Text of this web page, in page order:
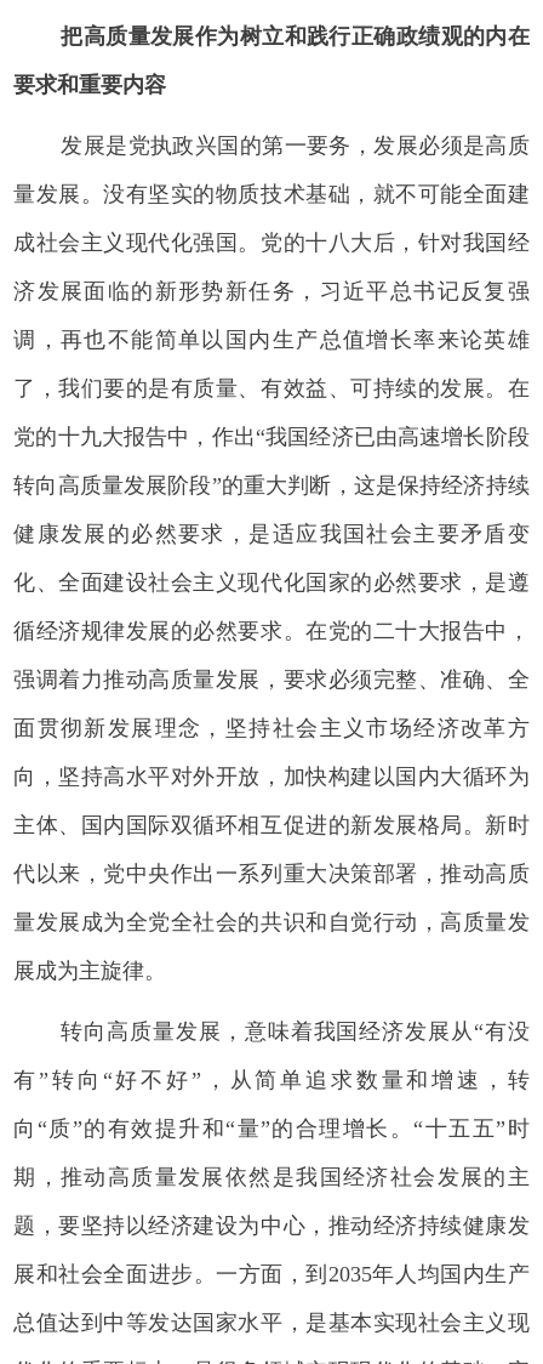
把高质量发展作为树立和践行正确政绩观的内在
要求和重要内容
发展是党执政兴国的第一要务，发展必须是高质
量发展。没有坚实的物质技术基础，就不可能全面建
成社会主义现代化强国。党的十八大后，针对我国经
济发展面临的新形势新任务，习近平总书记反复强
调，再也不能简单以国内生产总值增长率来论英雄
了，我们要的是有质量、有效益、可持续的发展。在
党的十九大报告中，作出“我国经济已由高速增长阶段
转向高质量发展阶段”的重大判断，这是保持经济持续
健康发展的必然要求，是适应我国社会主要矛盾变
化、全面建设社会主义现代化国家的必然要求，是遵
循经济规律发展的必然要求。在党的二十大报告中，
强调着力推动高质量发展，要求必须完整、准确、全
面贯彻新发展理念，坚持社会主义市场经济改革方
向，坚持高水平对外开放，加快构建以国内大循环为
主体、国内国际双循环相互促进的新发展格局。新时
代以来，党中央作出一系列重大决策部署，推动高质
量发展成为全党全社会的共识和自觉行动，高质量发
展成为主旋律。
转向高质量发展，意味着我国经济发展从“有没
有”转向“好不好”，从简单追求数量和增速，转
向“质”的有效提升和“量”的合理增长。“十五五”时
期，推动高质量发展依然是我国经济社会发展的主
题，要坚持以经济建设为中心，推动经济持续健康发
展和社会全面进步。一方面，到2035年人均国内生产
总值达到中等发达国家水平，是基本实现社会主义现